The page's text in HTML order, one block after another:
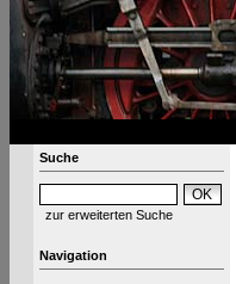
Suche
zur erweiterten Suche
Navigation